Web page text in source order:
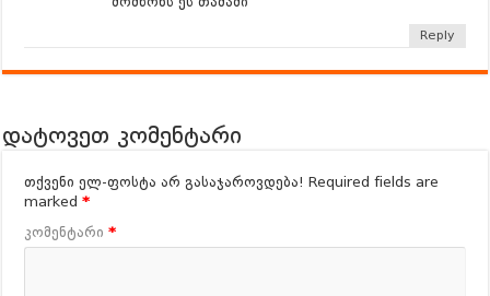
Reply
დატოვეთ კომენტარი
თქვენი ელ-ფოსტა არ გასაჯაროვდება! Required fields are
marked*
კომენტარი*